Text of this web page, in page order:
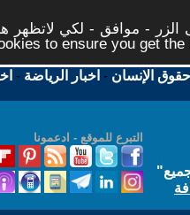
- موافق - لكي لاتظهر
to ensure you get
حقوق الإنسان - اخبار الرياضة -
التبرع للموقع - ادعمونا
"